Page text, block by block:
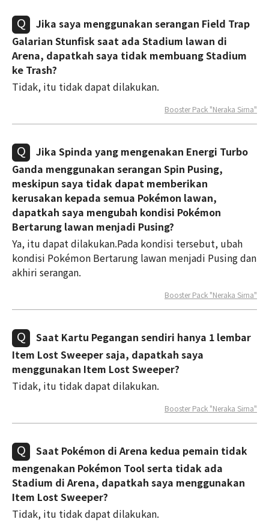
Jika saya menggunakan serangan Field Trap
Galarian Stunfisk saat ada Stadium lawan di
Arena, dapatkah saya tidak membuang Stadium
ke Trash?
Tidak, itu tidak dapat dilakukan.
Booster Pack "Neraka Sirna"
Jika Spinda yang mengenakan Energi Turbo
Ganda menggunakan serangan Spin Pusing,
meskipun saya tidak dapat memberikan
kerusakan kepada semua Pokémon lawan,
dapatkah saya mengubah kondisi Pokémon
Bertarung lawan menjadi Pusing?
Ya, itu dapat dilakukan.Pada kondisi tersebut, ubah
kondisi Pokémon Bertarung lawan menjadi Pusing dan
akhiri serangan.
Booster Pack "Neraka Sirna"
Saat Kartu Pegangan sendiri hanya 1 lembar
Item Lost Sweeper saja, dapatkah saya
menggunakan Item Lost Sweeper?
Tidak, itu tidak dapat dilakukan.
Booster Pack "Neraka Sirna"
Saat Pokémon di Arena kedua pemain tidak
mengenakan Pokémon Tool serta tidak ada
Stadium di Arena, dapatkah saya menggunakan
Item Lost Sweeper?
Tidak, itu tidak dapat dilakukan.